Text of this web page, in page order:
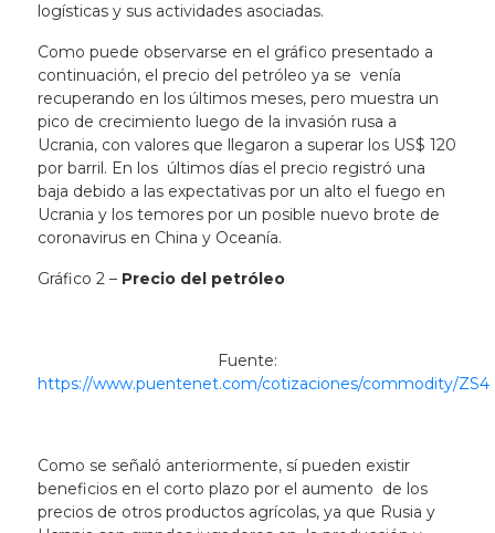
logísticas y sus actividades asociadas.
Como puede observarse en el gráfico presentado a
continuación, el precio del petróleo ya se venía
recuperando en los últimos meses, pero muestra un
pico de crecimiento luego de la invasión rusa a
Ucrania, con valores que llegaron a superar los US$ 120
por barril. En los últimos días el precio registró una
baja debido a las expectativas por un alto el fuego en
Ucrania y los temores por un posible nuevo brote de
coronavirus en China y Oceanía.
Gráfico 2 – Precio del petróleo
Fuente:
https://www.puentenet.com/cotizaciones/commodity/ZS4
Como se señaló anteriormente, sí pueden existir
beneficios en el corto plazo por el aumento de los
precios de otros productos agrícolas, ya que Rusia y